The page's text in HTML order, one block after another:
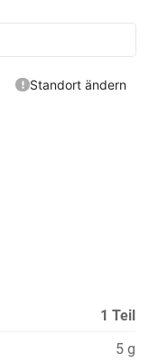
1 Teil
5 g